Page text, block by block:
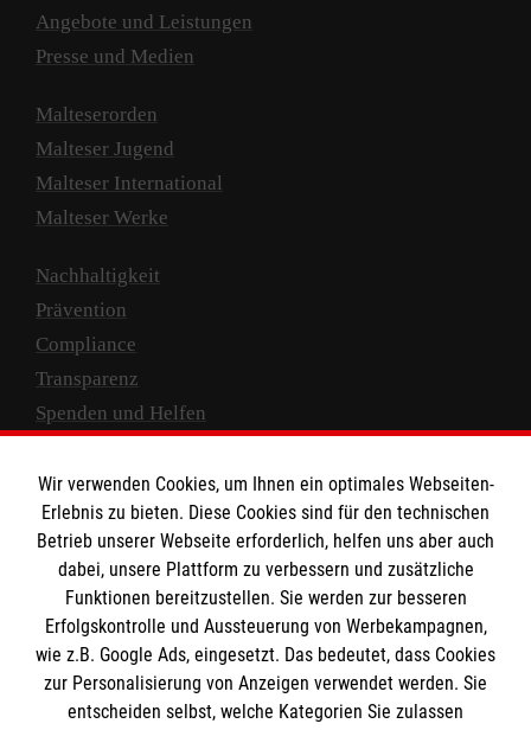
Angebote und Leistungen
Presse und Medien
Malteserorden
Malteser Jugend
Malteser International
Malteser Werke
Nachhaltigkeit
Prävention
Compliance
Transparenz
Spenden und Helfen
Empfänger: Malteser Hilfsdienst e.V.
IBAN: DE10 3706 0120 1201 2000 12
BIC: GENODED 1PA7
Wir verwenden Cookies, um Ihnen ein optimales Webseiten-
Erlebnis zu bieten. Diese Cookies sind für den technischen
Betrieb unserer Webseite erforderlich, helfen uns aber auch
dabei, unsere Plattform zu verbessern und zusätzliche
Funktionen bereitzustellen. Sie werden zur besseren
Erfolgskontrolle und Aussteuerung von Werbekampagnen,
wie z.B. Google Ads, eingesetzt. Das bedeutet, dass Cookies
zur Personalisierung von Anzeigen verwendet werden. Sie
entscheiden selbst, welche Kategorien Sie zulassen